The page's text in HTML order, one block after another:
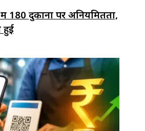
में 180 दुकानों पर अनियमितता,
हुई